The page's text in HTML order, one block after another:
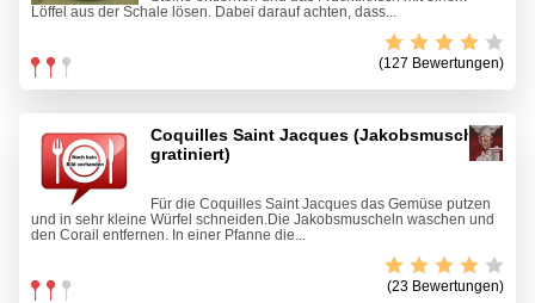
Löffel aus der Schale lösen. Dabei darauf achten, dass...
(127 Bewertungen)
Coquilles Saint Jacques (Jakobsmuscheln
gratiniert)
Für die Coquilles Saint Jacques das Gemüse putzen
und in sehr kleine Würfel schneiden.Die Jakobsmuscheln waschen und
den Corail entfernen. In einer Pfanne die...
(23 Bewertungen)